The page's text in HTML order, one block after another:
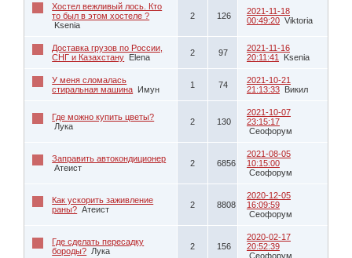
Хостел вежливый лось. Кто
то был в этом хостеле ?
Ksenia
2 126
2021-11-18
00:49:20 Viktoria
Доставка грузов по России,
СНГ и Казахстану Elena 2 97
2021-11-16
20:11:41
Ksenia
У меня сломалась
стиральная машина Имун 1 74
2021-10-21
21:13:33 Викил
Где можно купить цветы?
Лука
2 130
2021-10-07
23:15:17
Сеофорум
Заправить автокондиционер
Атеист
2 6856
2021-08-05
10:15:00
Сеофорум
Как ускорить заживление
раны? Атеист 2 8808
2020-12-05
16:09:59
Сеофорум
Где сделать пересадку
бороды? Лука 2 156
2020-02-17
20:52:39
Сеофорум